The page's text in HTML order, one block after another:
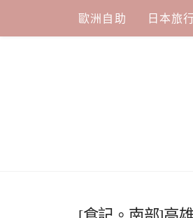
content
歐洲自助 日本旅